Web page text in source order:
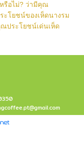
รือไม่? ว่ามีคุณ
ะโยชน์ของเห็ดนางรม
ประโยชน์เด่นเห็ด